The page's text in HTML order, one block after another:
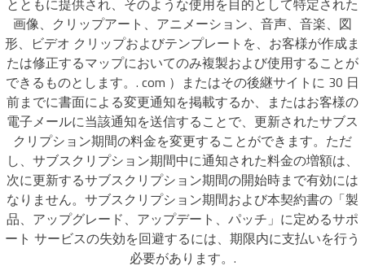
とともに提供され、そのような使用を目的として特定された
画像、クリップアート、アニメーション、音声、音楽、図
形、ビデオ クリップおよびテンプレートを、お客様が作成ま
たは修正するマップにおいてのみ複製および使用することが
できるものとします。. com ）またはその後継サイトに 30 日
前までに書面による変更通知を掲載するか、またはお客様の
電子メールに当該通知を送信することで、更新されたサブス
クリプション期間の料金を変更することができます。ただ
し、サブスクリプション期間中に通知された料金の増額は、
次に更新するサブスクリプション期間の開始時まで有効には
なりません。サブスクリプション期間および本契約書の「製
品、アップグレード、アップデート、パッチ」に定めるサポ
ート サービスの失効を回避するには、期限内に支払いを行う
必要があります。.